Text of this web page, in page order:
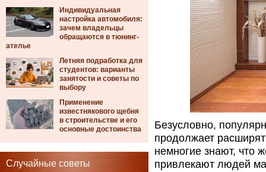
Индивидуальная
настройка автомобиля:
зачем владельцы
обращаются в тюнинг-
ателье
Летняя подработка для
студентов: варианты
занятости и советы по
выбору
Применение
известнякового щебня
в строительстве и его
основные достоинства
Случайные советы
Безусловно,
продолжает
немногие знают, что
привлекают людей